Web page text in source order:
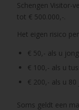
Schengen Visitor-
tot € 500.000,-.
Het eigen risico
€ 50,- als u
€ 100,- als u
€ 200,- als u
Soms geldt een